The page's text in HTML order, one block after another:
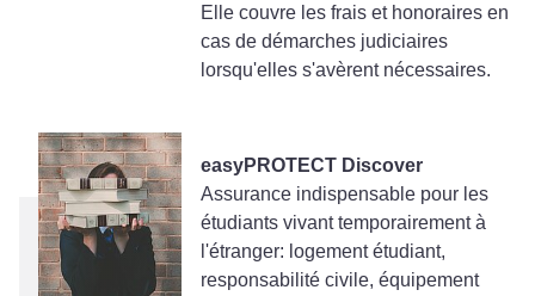
Elle couvre les frais et honoraires en
cas de démarches judiciaires
lorsqu'elles s'avèrent nécessaires.
easyPROTECT Discover
Assurance indispensable pour les
étudiants vivant temporairement à
l'étranger: logement étudiant,
responsabilité civile, équipement